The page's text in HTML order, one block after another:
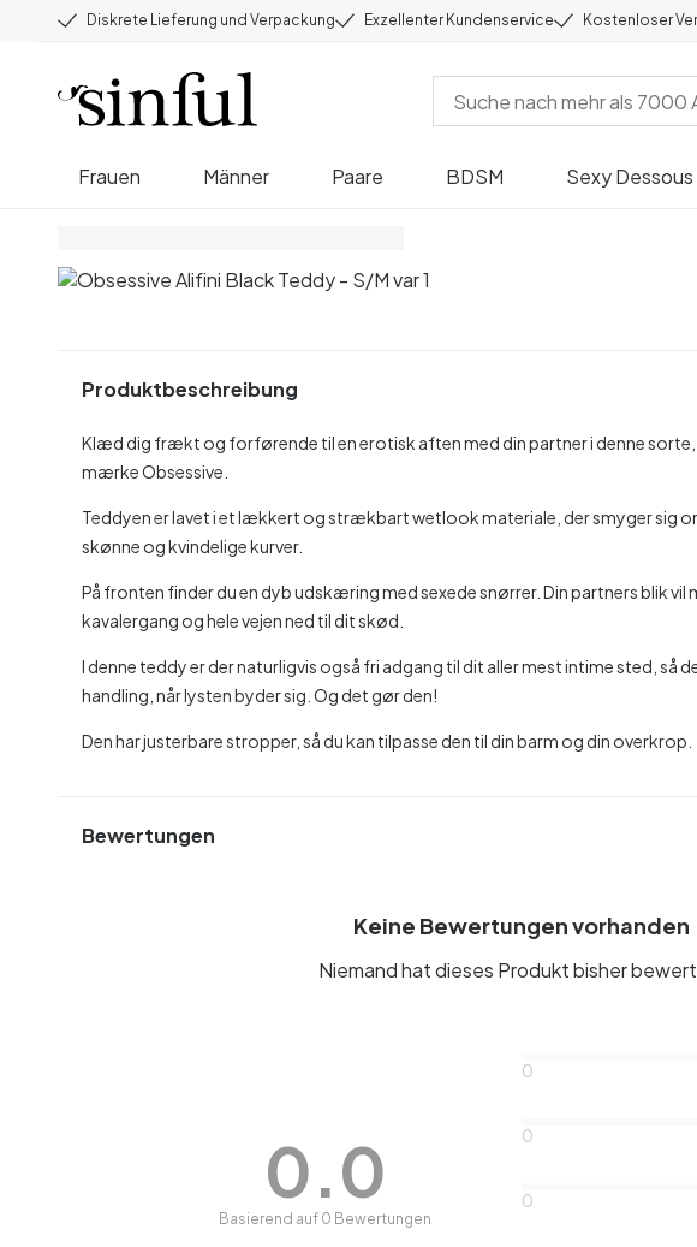
Diskrete Lieferung und Verpackung Exzellenter Kundenservice Kostenloser
Frauen Männer Paare BDSM Sexy Dessous
Produktbeschreibung
Klæd dig frækt og forførende til en erotisk aften med din partner i denne
mærke Obsessive.
Teddyen er lavet i et lækkert og strækbart wetlook materiale, der smyger sig
skønne og kvindelige kurver.
På fronten finder du en dyb udskæring med sexede snørrer. Din partners blik vil
kavalergang og hele vejen ned til dit skød.
I denne teddy er der naturligvis også fri adgang til dit aller mest intime sted, så
handling, når lysten byder sig. Og det gør den!
Den har justerbare stropper, så du kan tilpasse den til din barm og din overkrop.
Bewertungen
Keine Bewertungen vorhanden
Niemand hat dieses Produkt bisher
0.0
Basierend auf 0 Bewertungen
0
0
0